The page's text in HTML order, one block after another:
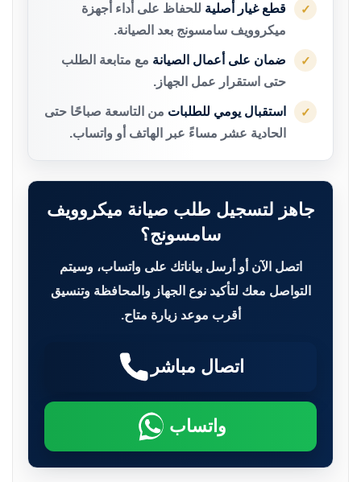
✓ قطع غيار أصلية للحفاظ على أداء أجهزة
ميكروويف سامسونج بعد الصيانة.
✓ ضمان على أعمال الصيانة مع متابعة الطلب
حتى استقرار عمل الجهاز.
✓ استقبال يومي للطلبات من التاسعة صباحًا حتى
الحادية عشر مساءً عبر الهاتف أو واتساب.
جاهز لتسجيل طلب صيانة ميكروويف
سامسونج؟
اتصل الآن أو أرسل بياناتك على واتساب، وسيتم
التواصل معك لتأكيد نوع الجهاز والمحافظة وتنسيق
أقرب موعد زيارة متاح.
اتصال مباشر
واتساب